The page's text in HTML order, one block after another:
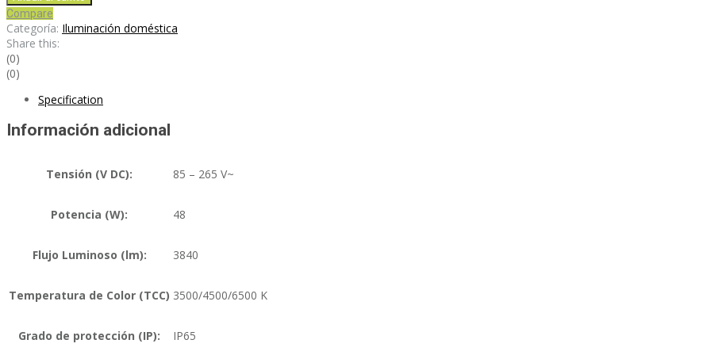
Compare
Categoría: Iluminación doméstica
Share this:
(0)
(0)
Specification
Información adicional
Tensión (V DC): 85 – 265 V~
Potencia (W): 48
Flujo Luminoso (lm): 3840
Temperatura de Color (TCC) 3500/4500/6500 K
Grado de protección (IP): IP65